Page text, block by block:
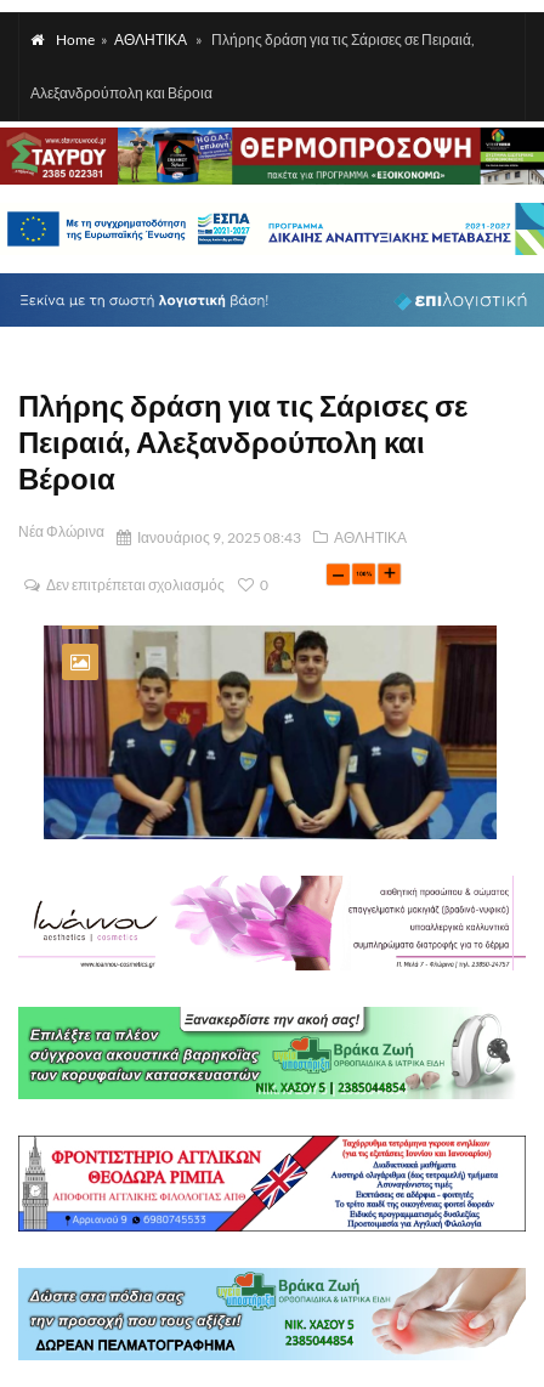
Home » ΑΘΛΗΤΙΚΑ » Πλήρης δράση για τις Σάρισες σε Πειραιά,
Αλεξανδρούπολη και Βέροια
Πλήρης δράση για τις Σάρισες σε
Πειραιά, Αλεξανδρούπολη και
Βέροια
Νέα Φλώρινα Ιανουάριος 9, 2025 08:43 ΑΘΛΗΤΙΚΑ
Δεν επιτρέπεται σχολιασμός 0